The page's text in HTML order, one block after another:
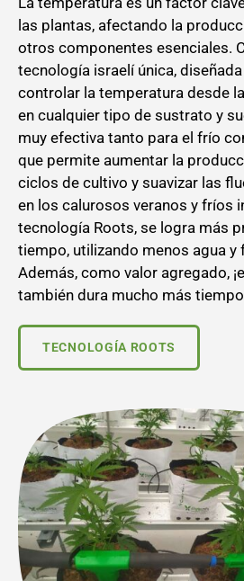
las plantas, afectando la
otros componentes esenciales.
tecnología israelí única,
controlar la temperatura desde
en cualquier tipo de sustrato y
muy efectiva tanto para el frío
que permite aumentar la
ciclos de cultivo y suavizar las
en los calurosos veranos y fríos
tecnología Roots, se logra más
tiempo, utilizando menos agua y
Además, como valor agregado,
también dura mucho más
TECNOLOGÍA ROOTS